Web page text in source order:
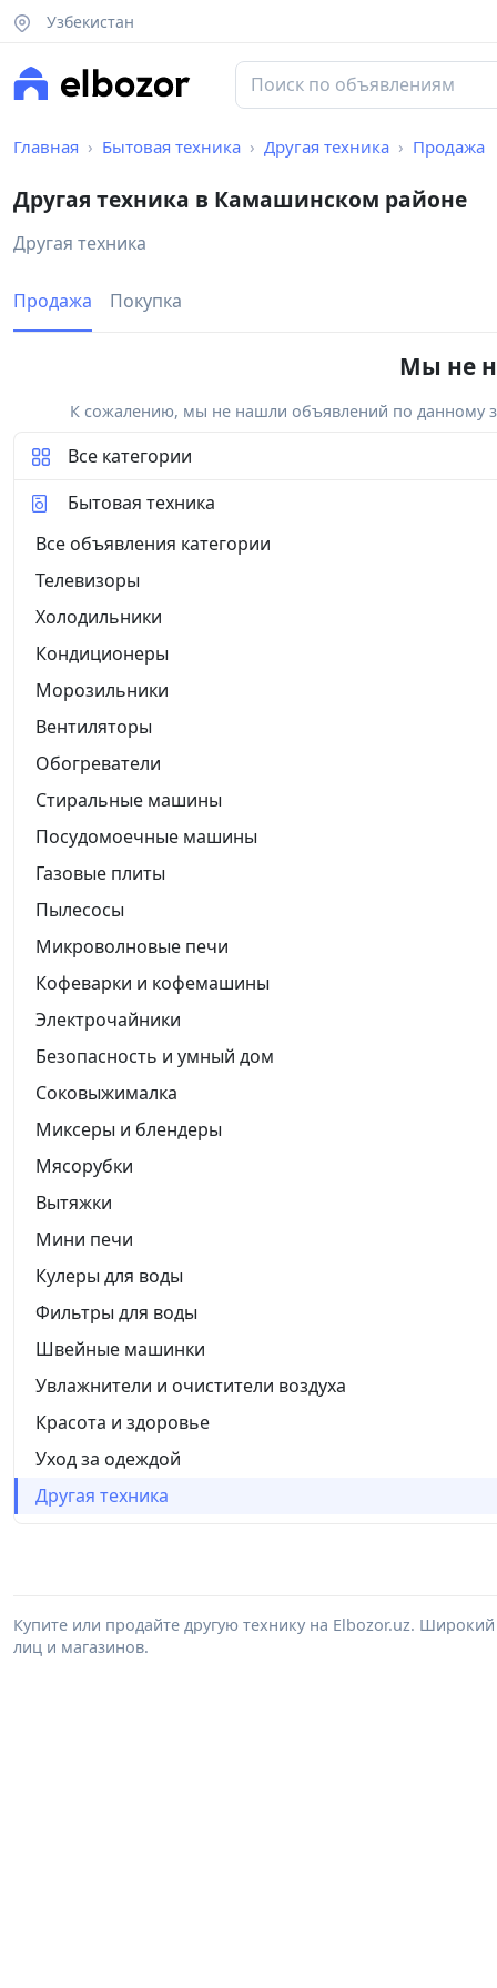
Узбекистан
Главная Бытовая техника Другая техника Продажа
Другая техника в Камашинском районе
Другая техника
Продажа Покупка
Мы не
К сожалению, мы не нашли объявлений по данному
Все категории
Бытовая техника
Все объявления категории
Телевизоры
Холодильники
Кондиционеры
Морозильники
Вентиляторы
Обогреватели
Стиральные машины
Посудомоечные машины
Газовые плиты
Пылесосы
Микроволновые печи
Кофеварки и кофемашины
Электрочайники
Безопасность и умный дом
Соковыжималка
Миксеры и блендеры
Мясорубки
Вытяжки
Мини печи
Кулеры для воды
Фильтры для воды
Швейные машинки
Увлажнители и очистители воздуха
Красота и здоровье
Уход за одеждой
Другая техника
Купите или продайте другую технику на Elbozor.uz.
лиц и магазинов.